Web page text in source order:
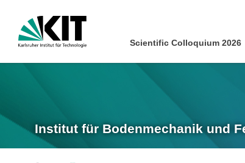
Scientific Colloquium 2026
Institut für Bodenmechanik und